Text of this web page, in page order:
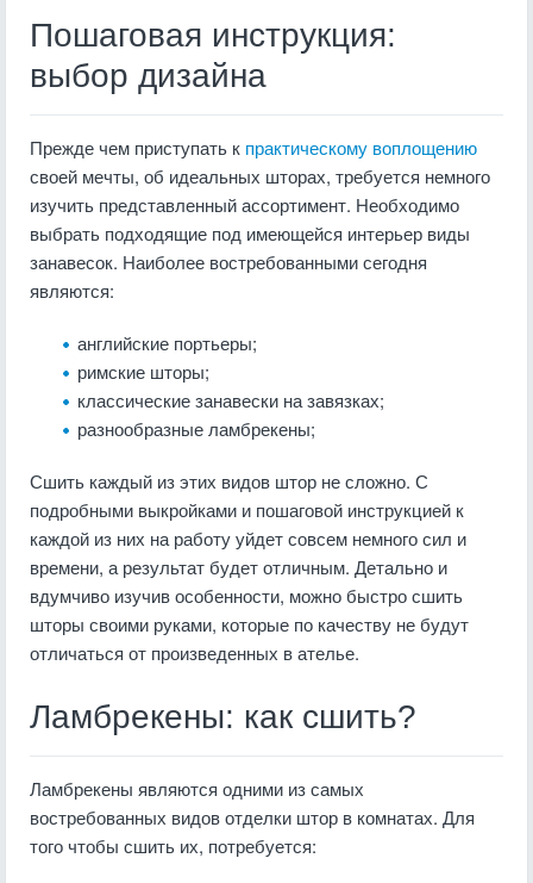
Пошаговая инструкция:
выбор дизайна
Прежде чем приступать к практическому воплощению
своей мечты, об идеальных шторах, требуется немного
изучить представленный ассортимент. Необходимо
выбрать подходящие под имеющейся интерьер виды
занавесок. Наиболее востребованными сегодня
являются:
английские портьеры;
римские шторы;
классические занавески на завязках;
разнообразные ламбрекены;
Сшить каждый из этих видов штор не сложно. С
подробными выкройками и пошаговой инструкцией к
каждой из них на работу уйдет совсем немного сил и
времени, а результат будет отличным. Детально и
вдумчиво изучив особенности, можно быстро сшить
шторы своими руками, которые по качеству не будут
отличаться от произведенных в ателье.
Ламбрекены: как сшить?
Ламбрекены являются одними из самых
востребованных видов отделки штор в комнатах. Для
того чтобы сшить их, потребуется: